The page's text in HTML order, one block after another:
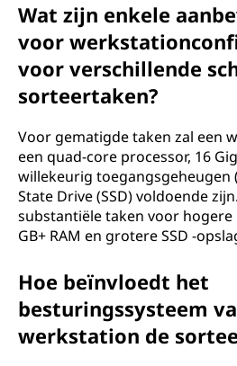
Wat zijn enkele
voor
voor verschillende
sorteertaken?
Voor gematigde taken zal een
een quad-core processor, 16
willekeurig toegangsgeheugen
State Drive (SSD) voldoende
substantiële taken voor
GB+ RAM en grotere SSD -
Hoe beïnvloedt het
besturingssysteem
werkstation de